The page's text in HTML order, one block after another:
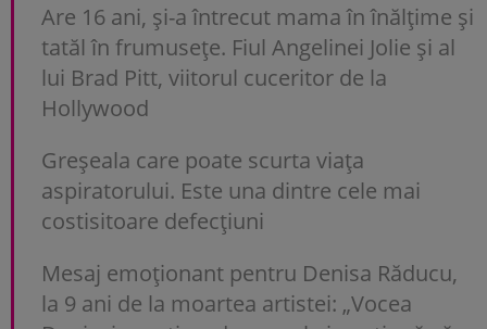
Are 16 ani, și-a întrecut mama în înălțime și
tatăl în frumusețe. Fiul Angelinei Jolie și al
lui Brad Pitt, viitorul cuceritor de la
Hollywood
Greșeala care poate scurta viața
aspiratorului. Este una dintre cele mai
costisitoare defecțiuni
Mesaj emoționant pentru Denisa Răducu,
la 9 ani de la moartea artistei: „Vocea